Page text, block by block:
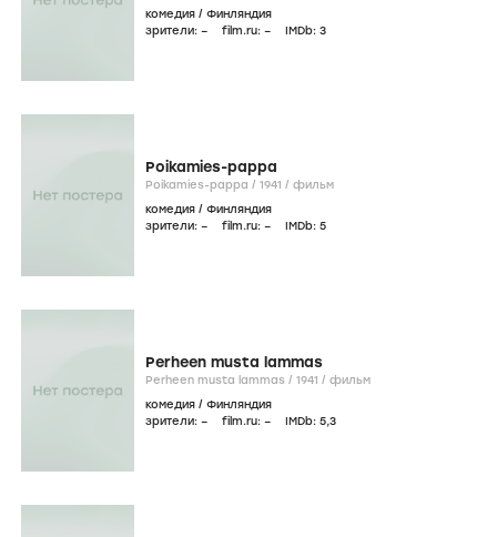
комедия / Финляндия
зрители: – film.ru: – IMDb: 3
Poikamies-pappa
Poikamies-pappa / 1941 / фильм
комедия / Финляндия
зрители: – film.ru: – IMDb: 5
Perheen musta lammas
Perheen musta lammas / 1941 / фильм
комедия / Финляндия
зрители: – film.ru: – IMDb: 5,3